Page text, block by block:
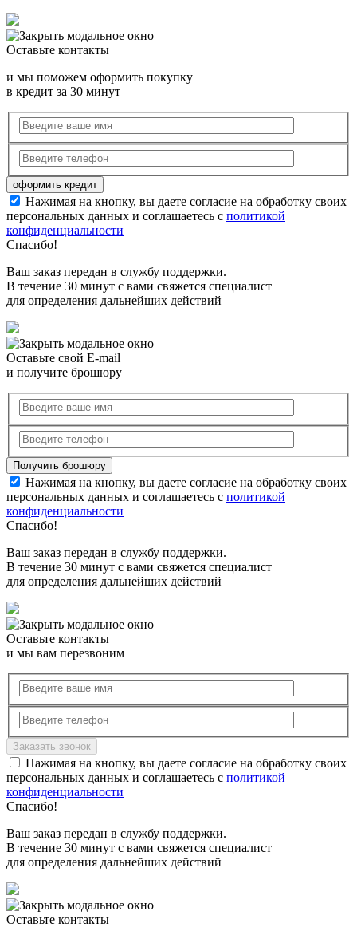
Оставьте контакты
и мы поможем оформить покупку
в кредит за 30 минут
Нажимая на кнопку, вы даете согласие на обработку своих
персональных данных и соглашаетесь с политикой
конфиденциальности
Спасибо!
Ваш заказ передан в службу поддержки.
В течение 30 минут с вами свяжется специалист
для определения дальнейших действий
Оставьте свой E-mail
и получите брошюру
Нажимая на кнопку, вы даете согласие на обработку своих
персональных данных и соглашаетесь с политикой
конфиденциальности
Спасибо!
Ваш заказ передан в службу поддержки.
В течение 30 минут с вами свяжется специалист
для определения дальнейших действий
Оставьте контакты
и мы вам перезвоним
Нажимая на кнопку, вы даете согласие на обработку своих
персональных данных и соглашаетесь с политикой
конфиденциальности
Спасибо!
Ваш заказ передан в службу поддержки.
В течение 30 минут с вами свяжется специалист
для определения дальнейших действий
Оставьте контакты